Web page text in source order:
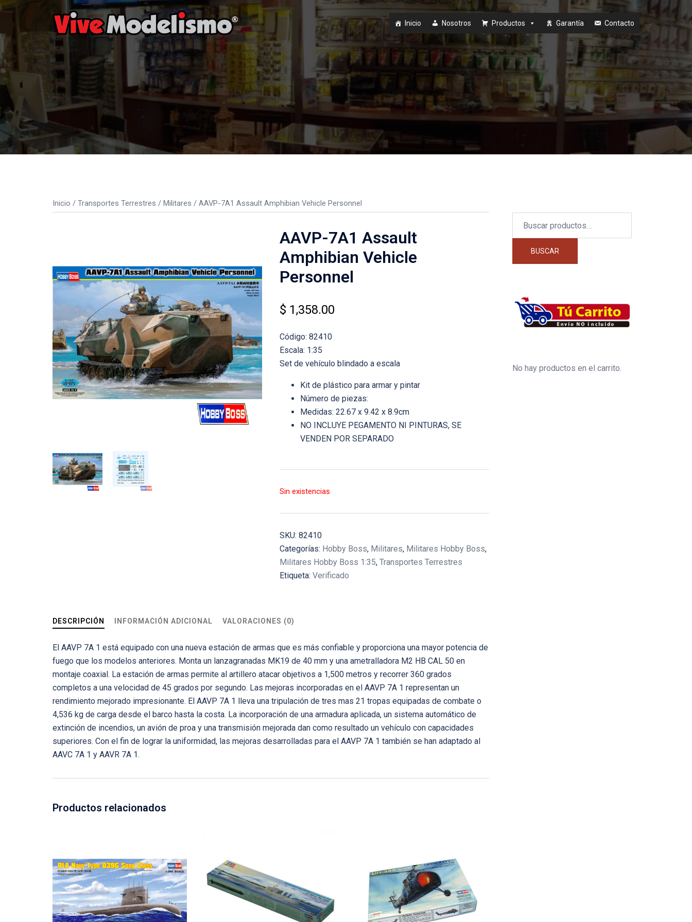
Saltar
contenido
Inicio Nosotros Productos Garantía Contacto
Inicio / Transportes Terrestres / Militares / AAVP-7A1 Assault Amphibian Vehicle Personnel
AAVP-7A1 Assault
Amphibian Vehicle
Personnel
$ 1,358.00
Código: 82410
Escala: 1:35
Set de vehículo blindado a escala
Kit de plástico para armar y pintar
Número de piezas:
Medidas: 22.67 x 9.42 x 8.9cm
NO INCLUYE PEGAMENTO NI PINTURAS, SE
VENDEN POR SEPARADO
Sin existencias
SKU: 82410
Categorías: Hobby Boss, Militares, Militares Hobby Boss,
Militares Hobby Boss 1:35, Transportes Terrestres
Etiqueta: Verificado
DESCRIPCIÓN INFORMACIÓN ADICIONAL VALORACIONES (0)
El AAVP 7A 1 está equipado con una nueva estación de armas que es más confiable y proporciona una mayor potencia de
fuego que los modelos anteriores. Monta un lanzagranadas MK19 de 40 mm y una ametralladora M2 HB CAL 50 en
montaje coaxial. La estación de armas permite al artillero atacar objetivos a 1,500 metros y recorrer 360 grados
completos a una velocidad de 45 grados por segundo. Las mejoras incorporadas en el AAVP 7A 1 representan un
rendimiento mejorado impresionante. El AAVP 7A 1 lleva una tripulación de tres mas 21 tropas equipadas de combate o
4,536 kg de carga desde el barco hasta la costa. La incorporación de una armadura aplicada, un sistema automático de
extinción de incendios, un avión de proa y una transmisión mejorada dan como resultado un vehículo con capacidades
superiores. Con el fin de lograr la uniformidad, las mejoras desarrolladas para el AAVP 7A 1 también se han adaptado al
AAVC 7A 1 y AAVR 7A 1.
Productos relacionados
por:
BUSCAR
No hay productos en el carrito.